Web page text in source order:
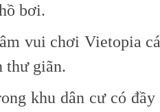
bơi.
vui chơi Vietopia
thư giãn.
khu dân cư có